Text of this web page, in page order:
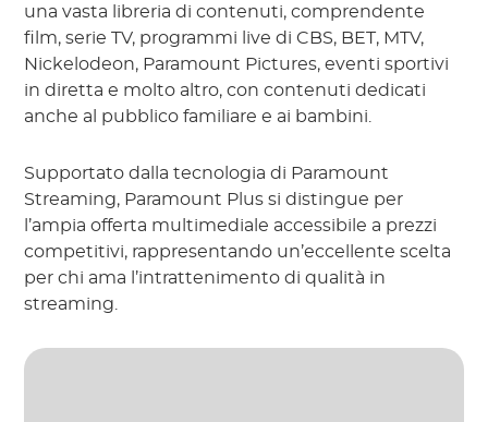
una vasta libreria di contenuti, comprendente
film, serie TV, programmi live di CBS, BET, MTV,
Nickelodeon, Paramount Pictures, eventi sportivi
in diretta e molto altro, con contenuti dedicati
anche al pubblico familiare e ai bambini.
Supportato dalla tecnologia di Paramount
Streaming, Paramount Plus si distingue per
l’ampia offerta multimediale accessibile a prezzi
competitivi, rappresentando un’eccellente scelta
per chi ama l’intrattenimento di qualità in
streaming.